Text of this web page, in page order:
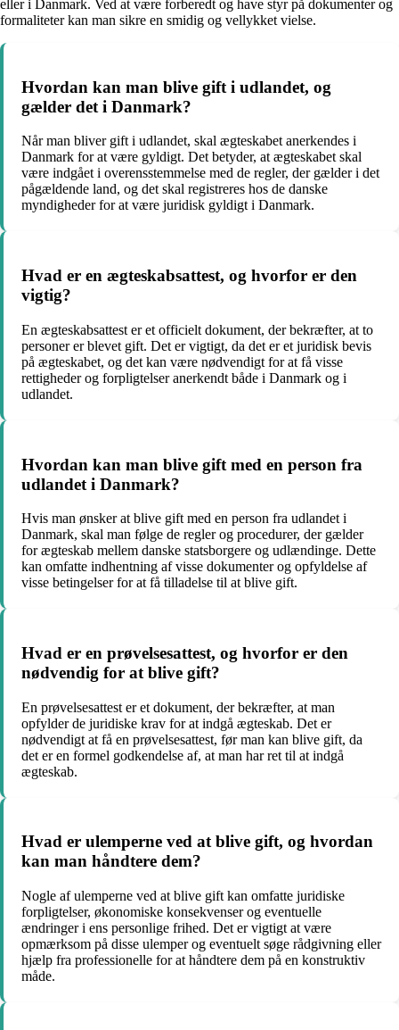
eller i Danmark. Ved at være forberedt og have styr på dokumenter og
formaliteter kan man sikre en smidig og vellykket vielse.
Hvordan kan man blive gift i udlandet, og
gælder det i Danmark?
Når man bliver gift i udlandet, skal ægteskabet anerkendes i
Danmark for at være gyldigt. Det betyder, at ægteskabet skal
være indgået i overensstemmelse med de regler, der gælder i det
pågældende land, og det skal registreres hos de danske
myndigheder for at være juridisk gyldigt i Danmark.
Hvad er en ægteskabsattest, og hvorfor er den
vigtig?
En ægteskabsattest er et officielt dokument, der bekræfter, at to
personer er blevet gift. Det er vigtigt, da det er et juridisk bevis
på ægteskabet, og det kan være nødvendigt for at få visse
rettigheder og forpligtelser anerkendt både i Danmark og i
udlandet.
Hvordan kan man blive gift med en person fra
udlandet i Danmark?
Hvis man ønsker at blive gift med en person fra udlandet i
Danmark, skal man følge de regler og procedurer, der gælder
for ægteskab mellem danske statsborgere og udlændinge. Dette
kan omfatte indhentning af visse dokumenter og opfyldelse af
visse betingelser for at få tilladelse til at blive gift.
Hvad er en prøvelsesattest, og hvorfor er den
nødvendig for at blive gift?
En prøvelsesattest er et dokument, der bekræfter, at man
opfylder de juridiske krav for at indgå ægteskab. Det er
nødvendigt at få en prøvelsesattest, før man kan blive gift, da
det er en formel godkendelse af, at man har ret til at indgå
ægteskab.
Hvad er ulemperne ved at blive gift, og hvordan
kan man håndtere dem?
Nogle af ulemperne ved at blive gift kan omfatte juridiske
forpligtelser, økonomiske konsekvenser og eventuelle
ændringer i ens personlige frihed. Det er vigtigt at være
opmærksom på disse ulemper og eventuelt søge rådgivning eller
hjælp fra professionelle for at håndtere dem på en konstruktiv
måde.